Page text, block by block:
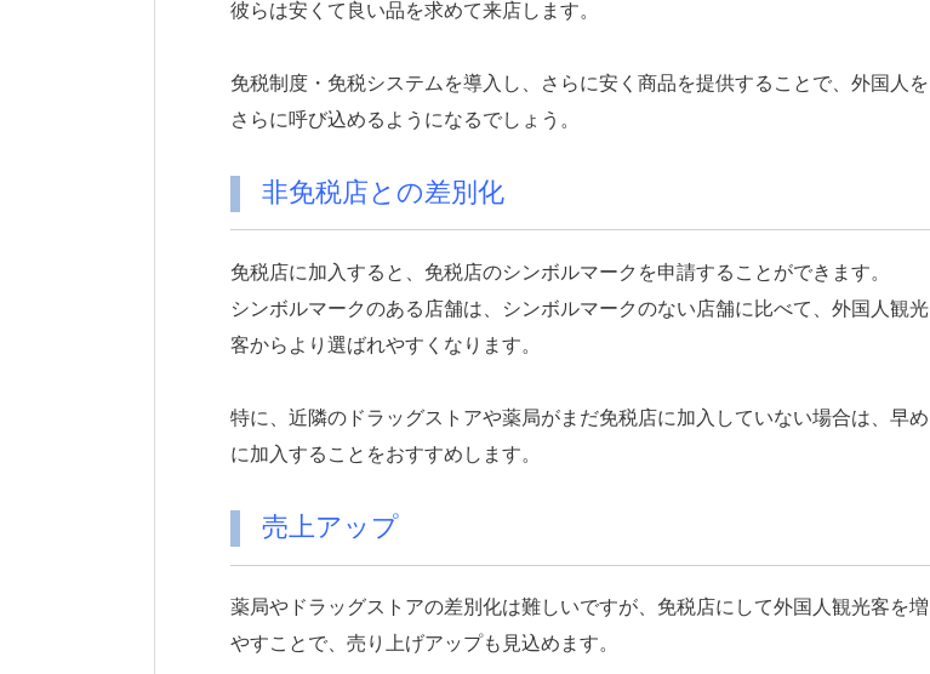
彼らは安くて良い品を求めて来店します。
免税制度・免税システムを導入し、さらに安く商品を提供することで、外国人を
さらに呼び込めるようになるでしょう。
非免税店との差別化
免税店に加入すると、免税店のシンボルマークを申請することができます。
シンボルマークのある店舗は、シンボルマークのない店舗に比べて、外国人観光
客からより選ばれやすくなります。
特に、近隣のドラッグストアや薬局がまだ免税店に加入していない場合は、早め
に加入することをおすすめします。
売上アップ
薬局やドラッグストアの差別化は難しいですが、免税店にして外国人観光客を増
やすことで、売り上げアップも見込めます。